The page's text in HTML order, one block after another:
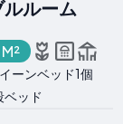
ルルーム
ーンベッド1個
ベッド